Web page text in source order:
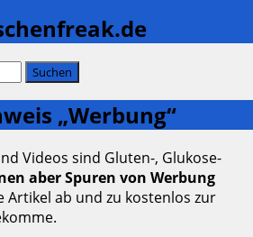
„Werbung“
Videos sind Gluten-, Glukose-
aber Spuren von Werbung
Artikel ab und zu kostenlos zur